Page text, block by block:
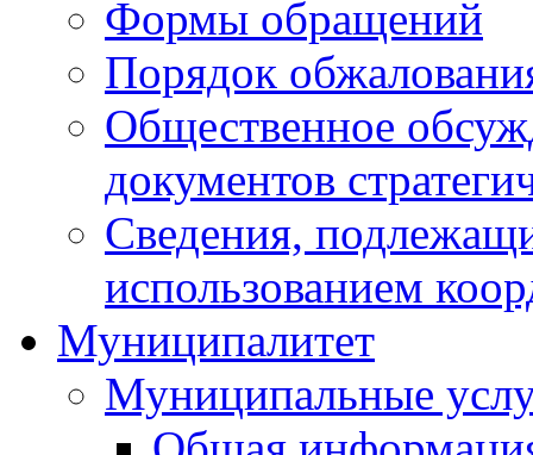
Формы обращений
Порядок
Общественное
документов
Сведения,
использованием
Муниципалитет
Муниципальные